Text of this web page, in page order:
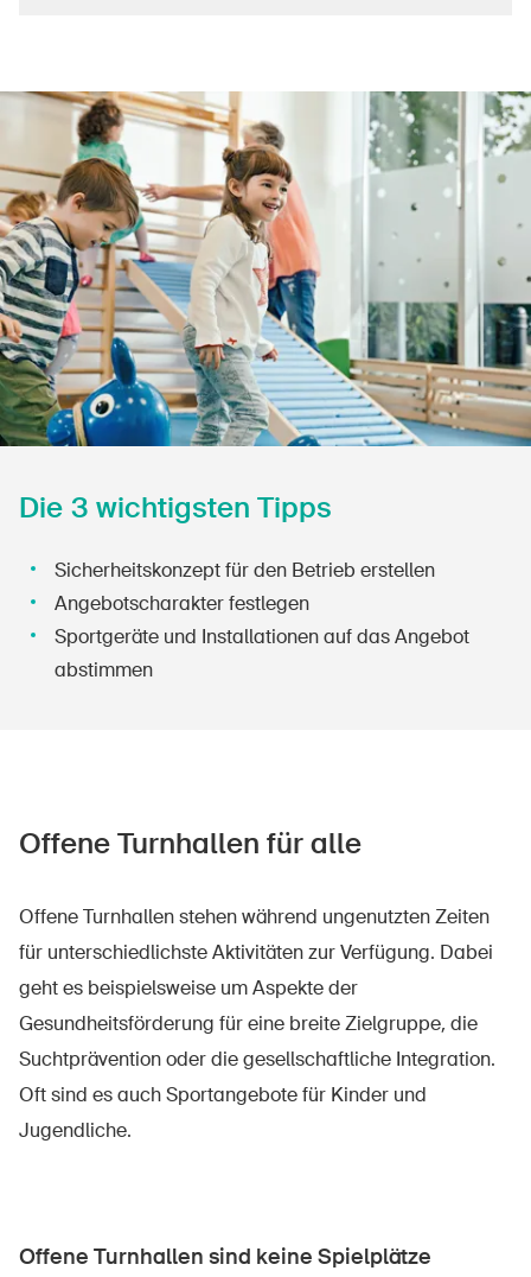
Die 3 wichtigsten Tipps
Sicherheitskonzept für den Betrieb erstellen
Angebotscharakter festlegen
Sportgeräte und Installationen auf das Angebot
abstimmen
Offene Turnhallen für alle
Offene Turnhallen stehen während ungenutzten Zeiten
für unterschiedlichste Aktivitäten zur Verfügung. Dabei
geht es beispielsweise um Aspekte der
Gesundheitsförderung für eine breite Zielgruppe, die
Suchtprävention oder die gesellschaftliche Integration.
Oft sind es auch Sportangebote für Kinder und
Jugendliche.
Offene Turnhallen sind keine Spielplätze